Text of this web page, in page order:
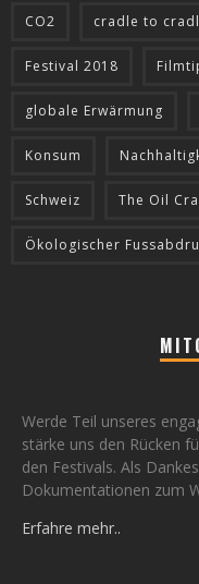
CO2 cradle to
Festival 2018
globale Erwärmung
Konsum
Schweiz The Oil
Ökologischer
Werde Teil unseres
stärke uns den Rücken
den Festivals. Als
Dokumentationen zum
Erfahre mehr..